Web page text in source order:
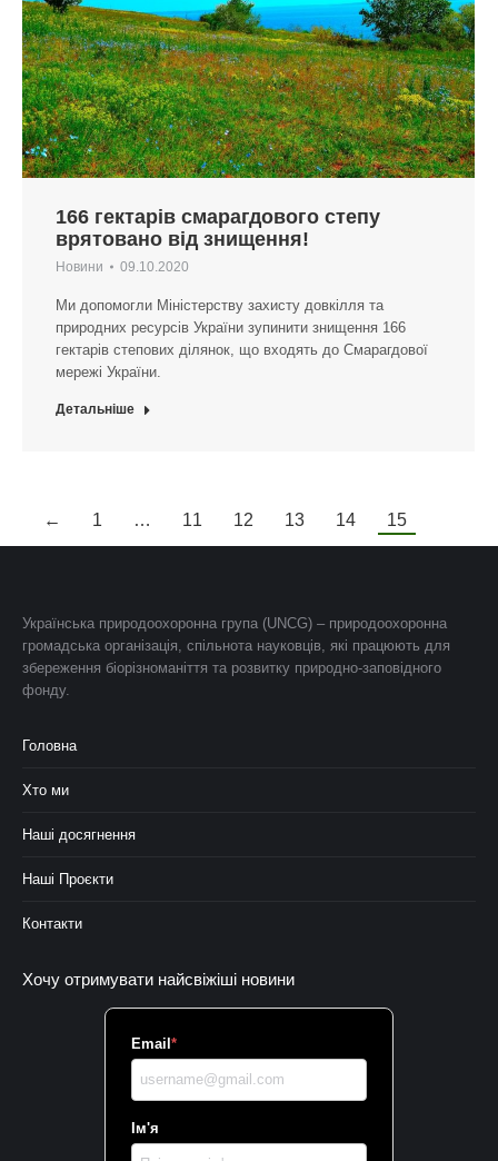
166 гектарів смарагдового степу
врятовано від знищення!
Новини 09.10.2020
Ми допомогли Міністерству захисту довкілля та
природних ресурсів України зупинити знищення 166
гектарів степових ділянок, що входять до Смарагдової
мережі України.
Детальніше
← 1 … 11 12 13 14 15
Українська природоохоронна група (UNCG) – природоохоронна
громадська організація, спільнота науковців, які працюють для
збереження біорізноманіття та розвитку природно-заповідного
фонду.
Головна
Хто ми
Наші досягнення
Наші Проєкти
Контакти
Хочу отримувати найсвіжіші новини
Email *
Ім'я